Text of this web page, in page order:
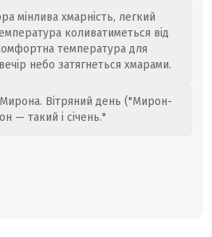
мінлива хмарність, легкий
коливатиметься від
температура для
небо затягнеться хмарами.
Вітряний день ("Мирон-
— такий і січень."